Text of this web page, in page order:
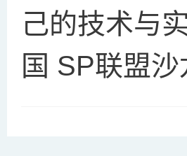
己的技术与
国 SP联盟